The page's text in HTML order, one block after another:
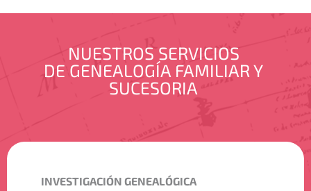
NUESTROS SERVICIOS
DE GENEALOGÍA FAMILIAR Y
SUCESORIA
INVESTIGACIÓN GENEALÓGICA